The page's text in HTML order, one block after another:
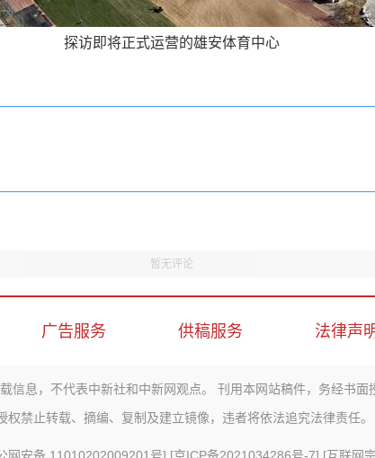
探访即将正式运营的雄安体育中心
暂无评论
广告服务 供稿服务 法律声
信息，不代表中新社和中新网观点。 刊用本网站稿件，务经书面
权禁止转载、摘编、复制及建立镜像，违者将依法追究法律责任。